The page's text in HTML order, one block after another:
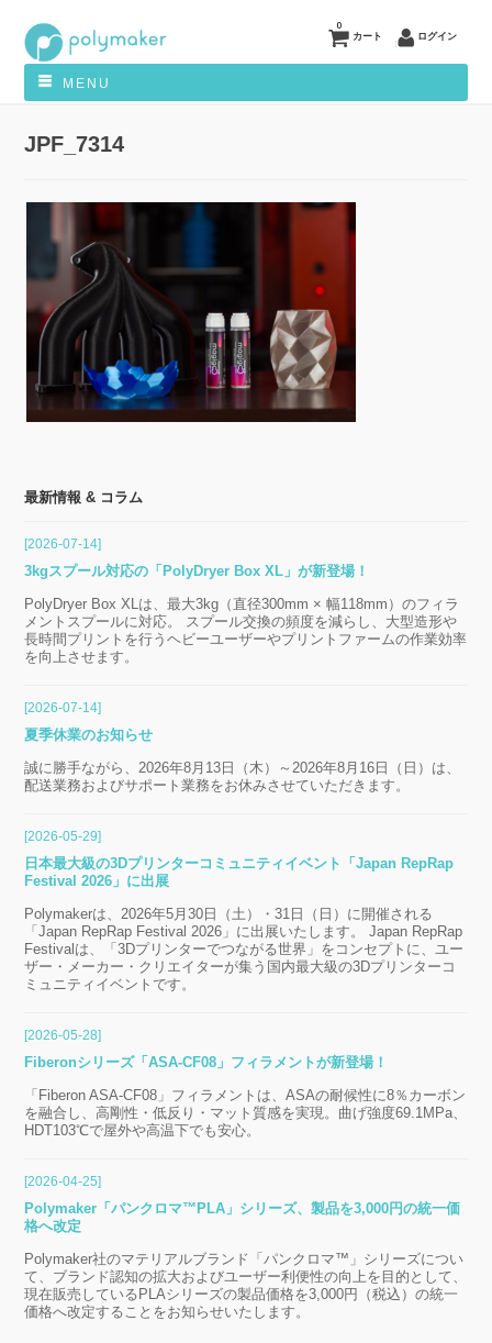
カート
0
ログイン
MENU
JPF_7314
最新情報 & コラム
[2026-07-14]
3kgスプール対応の「PolyDryer Box XL」が新登場！
PolyDryer Box XLは、最大3kg（直径300mm × 幅118mm）のフィラ
メントスプールに対応。 スプール交換の頻度を減らし、大型造形や
長時間プリントを行うヘビーユーザーやプリントファームの作業効率
を向上させます。
[2026-07-14]
夏季休業のお知らせ
誠に勝手ながら、2026年8月13日（木）～2026年8月16日（日）は、
配送業務およびサポート業務をお休みさせていただきます。
[2026-05-29]
日本最大級の3Dプリンターコミュニティイベント「Japan RepRap
Festival 2026」に出展
Polymakerは、2026年5月30日（土）・31日（日）に開催される
「Japan RepRap Festival 2026」に出展いたします。 Japan RepRap
Festivalは、「3Dプリンターでつながる世界」をコンセプトに、ユー
ザー・メーカー・クリエイターが集う国内最大級の3Dプリンターコ
ミュニティイベントです。
[2026-05-28]
Fiberonシリーズ「ASA-CF08」フィラメントが新登場！
「Fiberon ASA-CF08」フィラメントは、ASAの耐候性に8％カーボン
を融合し、高剛性・低反り・マット質感を実現。曲げ強度69.1MPa、
HDT103℃で屋外や高温下でも安心。
[2026-04-25]
Polymaker「パンクロマ™PLA」シリーズ、製品を3,000円の統一価
格へ改定
Polymaker社のマテリアルブランド「パンクロマ™」シリーズについ
て、ブランド認知の拡大およびユーザー利便性の向上を目的として、
現在販売しているPLAシリーズの製品価格を3,000円（税込）の統一
価格へ改定することをお知らせいたします。